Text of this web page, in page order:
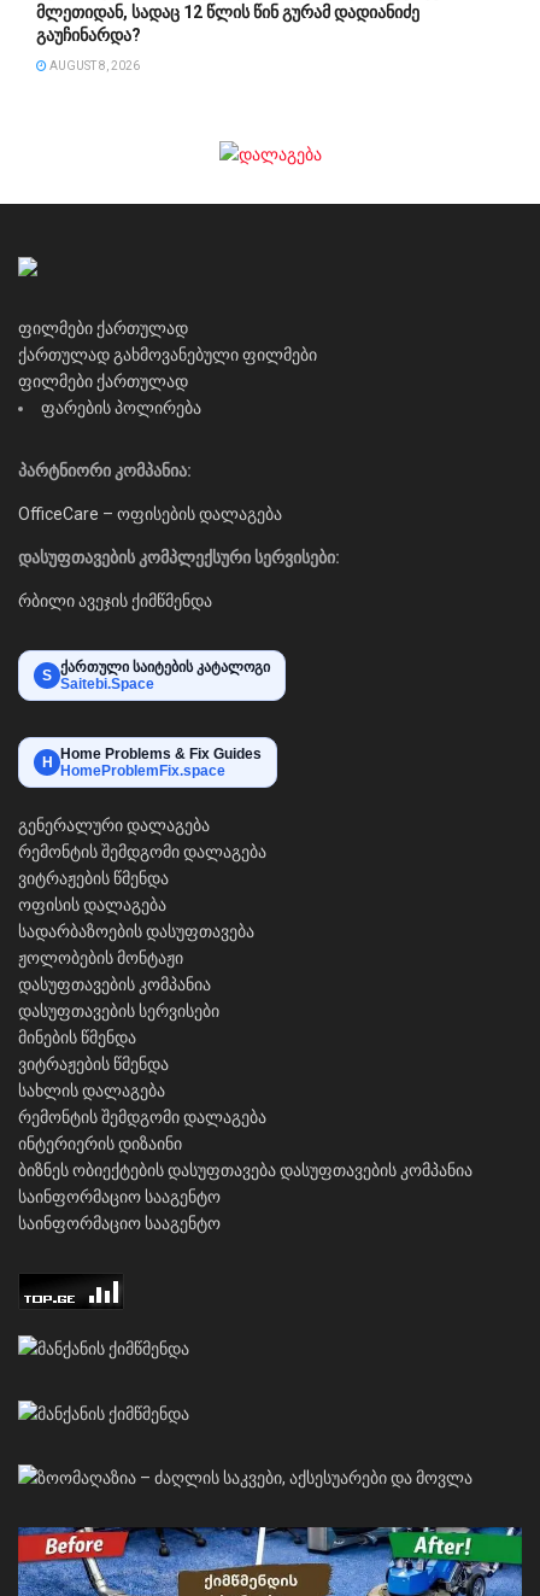
მლეთიდან, სადაც 12 წლის წინ გურამ დადიანიძე
გაუჩინარდა?
AUGUST 8, 2026
ფილმები ქართულად
ქართულად გახმოვანებული ფილმები
ფილმები ქართულად
ფარების პოლირება
პარტნიორი კომპანია:
OfficeCare – ოფისების დალაგება
დასუფთავების კომპლექსური სერვისები:
რბილი ავეჯის ქიმწმენდა
S ქართული საიტების კატალოგი
Saitebi.Space
H
Home Problems & Fix Guides
HomeProblemFix.space
გენერალური დალაგება
რემონტის შემდგომი დალაგება
ვიტრაჟების წმენდა
ოფისის დალაგება
სადარბაზოების დასუფთავება
ჟოლობების მონტაჟი
დასუფთავების კომპანია
დასუფთავების სერვისები
მინების წმენდა
ვიტრაჟების წმენდა
სახლის დალაგება
რემონტის შემდგომი დალაგება
ინტერიერის დიზაინი
ბიზნეს ობიექტების დასუფთავებადასუფთავების კომპანია
საინფორმაციო სააგენტო
საინფორმაციო სააგენტო